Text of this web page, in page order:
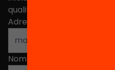
qualitat de l'educació a
Adreça electrònica
Nom